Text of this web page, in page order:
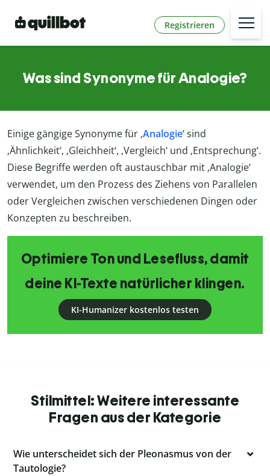
Registrieren
Was sind Synonyme für Analogie?
Einige gängige Synonyme für ‚Analogie‘ sind
‚Ähnlichkeit‘, ‚Gleichheit‘, ‚Vergleich‘ und ‚Entsprechung‘.
Diese Begriffe werden oft austauschbar mit ‚Analogie‘
verwendet, um den Prozess des Ziehens von Parallelen
oder Vergleichen zwischen verschiedenen Dingen oder
Konzepten zu beschreiben.
Optimiere Ton und Lesefluss, damit
deine KI-Texte natürlicher klingen.
KI-Humanizer kostenlos testen
Stilmittel: Weitere interessante
Fragen aus der Kategorie
Wie unterscheidet sich der Pleonasmus von der
Tautologie?